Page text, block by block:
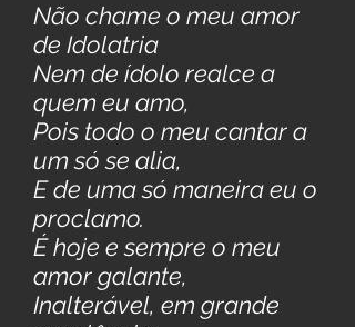
Não chame o meu amor
de Idolatria
Nem de ídolo realce a
quem eu amo,
Pois todo o meu cantar a
um só se alia,
E de uma só maneira eu o
proclamo.
É hoje e sempre o meu
amor galante,
Inalterável, em grande